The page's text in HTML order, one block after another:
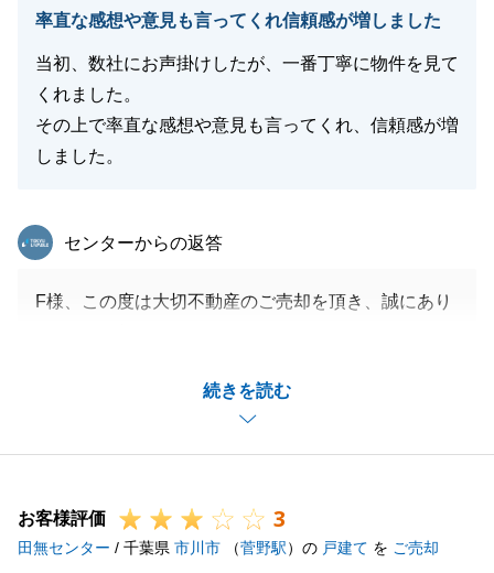
率直な感想や意見も言ってくれ信頼感が増しました
当初、数社にお声掛けしたが、一番丁寧に物件を見て
くれました。
その上で率直な感想や意見も言ってくれ、信頼感が増
しました。
続きを読む
東急リバブル
センターからの返答
F様、この度は大切不動産のご売却を頂き、誠にあり
今後も何かございましたらお気軽にお申しつけくださ
閉じる
お客様評価 3
田無センター / 千葉県 市川市 （菅野駅）の 戸建て を ご売却